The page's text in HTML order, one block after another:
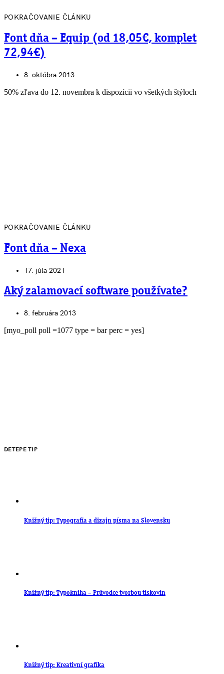
POKRAČOVANIE ČLÁNKU
Font dňa – Equip (od 18,05€, komplet
72,94€)
8. októbra 2013
50% zľava do 12. novembra k dispozícii vo všetkých štýloch
POKRAČOVANIE ČLÁNKU
Font dňa – Nexa
17. júla 2021
Aký zalamovací software používate?
8. februára 2013
[myo_poll poll =1077 type = bar perc = yes]
DETEPE TIP
Knižný tip: Typografia a dizajn písma na Slovensku
Knižný tip: Typokniha – Průvodce tvorbou tiskovin
Knižný tip: Kreativní grafika